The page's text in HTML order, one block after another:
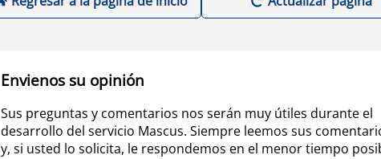
Envienos su opinión
Sus preguntas y comentarios nos serán muy útiles durante el
desarrollo del servicio Mascus. Siempre leemos sus
y, si usted lo solicita, le respondemos en el menor tiempo